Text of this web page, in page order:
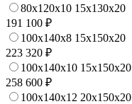
80x120x10 15x130x20
191 100 ₽
100x140x8 15x150x20
223 320 ₽
100x140x10 15x150x20
258 600 ₽
100x140x12 20x150x20